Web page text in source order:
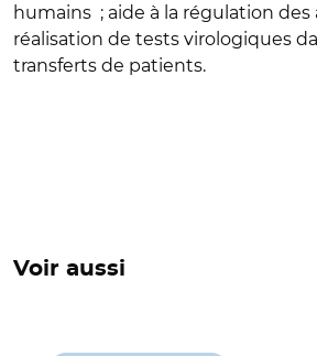
humains ; aide à la régulation des
réalisation de tests virologiques
transferts de patients.
Voir aussi